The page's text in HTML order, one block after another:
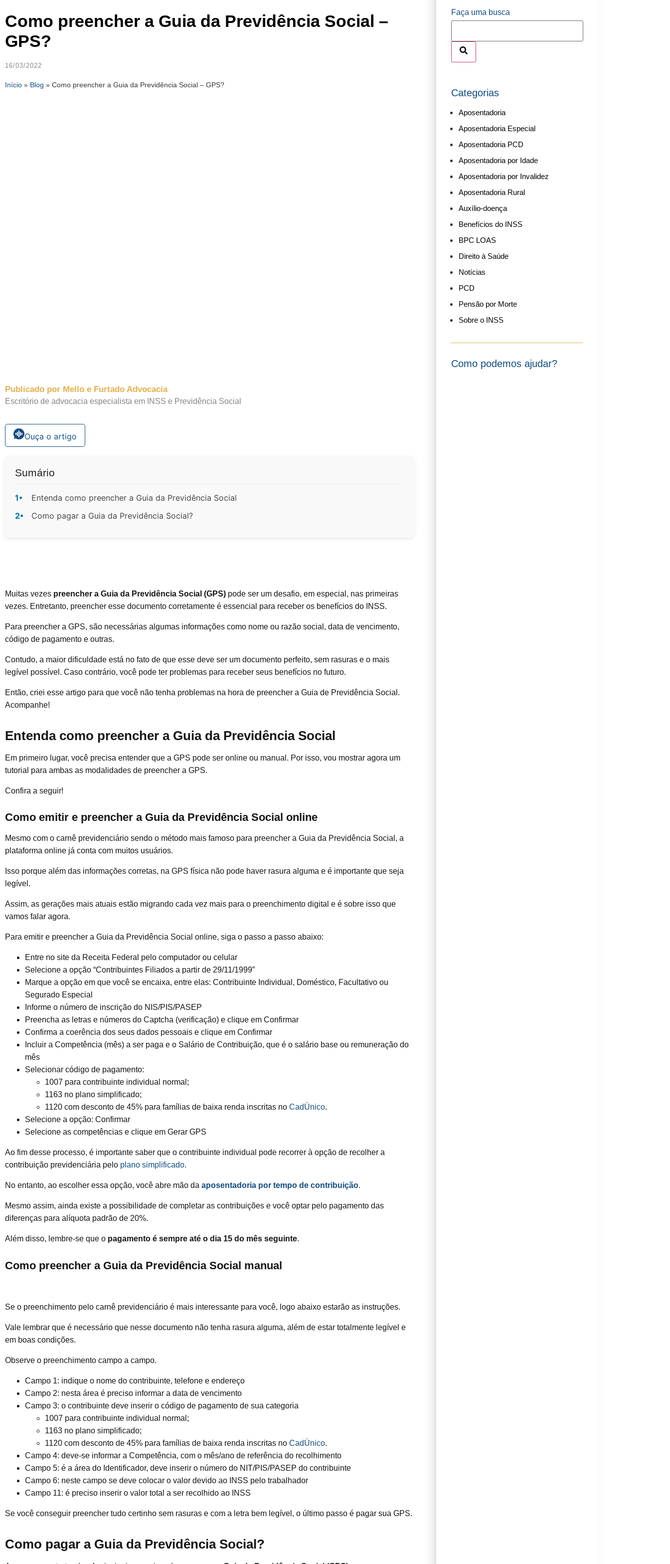
Como preencher a Guia da Previdência Social –
GPS?
16/03/2022
Início » Blog » Como preencher a Guia da Previdência Social – GPS?
Publicado por Mello e Furtado Advocacia
Escritório de advocacia especialista em INSS e Previdência Social
Ouça o artigo
Sumário
1•
Entenda como preencher a Guia da Previdência Social
2•
Como pagar a Guia da Previdência Social?
Muitas vezes preencher a Guia da Previdência Social (GPS) pode ser um desafio, em especial, nas primeiras
vezes. Entretanto, preencher esse documento corretamente é essencial para receber os benefícios do INSS.
Para preencher a GPS, são necessárias algumas informações como nome ou razão social, data de vencimento,
código de pagamento e outras.
Contudo, a maior dificuldade está no fato de que esse deve ser um documento perfeito, sem rasuras e o mais
legível possível. Caso contrário, você pode ter problemas para receber seus benefícios no futuro.
Então, criei esse artigo para que você não tenha problemas na hora de preencher a Guia de Previdência Social.
Acompanhe!
Entenda como preencher a Guia da Previdência Social
Em primeiro lugar, você precisa entender que a GPS pode ser online ou manual. Por isso, vou mostrar agora um
tutorial para ambas as modalidades de preencher a GPS.
Confira a seguir!
Como emitir e preencher a Guia da Previdência Social online
Mesmo com o carnê previdenciário sendo o método mais famoso para preencher a Guia da Previdência Social, a
plataforma online já conta com muitos usuários.
Isso porque além das informações corretas, na GPS física não pode haver rasura alguma e é importante que seja
legível.
Assim, as gerações mais atuais estão migrando cada vez mais para o preenchimento digital e é sobre isso que
vamos falar agora.
Para emitir e preencher a Guia da Previdência Social online, siga o passo a passo abaixo:
Entre no site da Receita Federal pelo computador ou celular
Selecione a opção “Contribuintes Filiados a partir de 29/11/1999”
Marque a opção em que você se encaixa, entre elas: Contribuinte Individual, Doméstico, Facultativo ou
Segurado Especial
Informe o número de inscrição do NIS/PIS/PASEP
Preencha as letras e números do Captcha (verificação) e clique em Confirmar
Confirma a coerência dos seus dados pessoais e clique em Confirmar
Incluir a Competência (mês) a ser paga e o Salário de Contribuição, que é o salário base ou remuneração do
mês
Selecionar código de pagamento:
1007 para contribuinte individual normal;
1163 no plano simplificado;
1120 com desconto de 45% para famílias de baixa renda inscritas no CadÚnico.
Selecione a opção: Confirmar
Selecione as competências e clique em Gerar GPS
Ao fim desse processo, é importante saber que o contribuinte individual pode recorrer à opção de recolher a
contribuição previdenciária pelo plano simplificado.
No entanto, ao escolher essa opção, você abre mão da aposentadoria por tempo de contribuição.
Mesmo assim, ainda existe a possibilidade de completar as contribuições e você optar pelo pagamento das
diferenças para alíquota padrão de 20%.
Além disso, lembre-se que o pagamento é sempre até o dia 15 do mês seguinte.
Como preencher a Guia da Previdência Social manual
Se o preenchimento pelo carnê previdenciário é mais interessante para você, logo abaixo estarão as instruções.
Vale lembrar que é necessário que nesse documento não tenha rasura alguma, além de estar totalmente legível e
em boas condições.
Observe o preenchimento campo a campo.
Campo 1: indique o nome do contribuinte, telefone e endereço
Campo 2: nesta área é preciso informar a data de vencimento
Campo 3: o contribuinte deve inserir o código de pagamento de sua categoria
1007 para contribuinte individual normal;
1163 no plano simplificado;
1120 com desconto de 45% para famílias de baixa renda inscritas no CadÚnico.
Campo 4: deve-se informar a Competência, com o mês/ano de referência do recolhimento
Campo 5: é a área do Identificador, deve inserir o número do NIT/PIS/PASEP do contribuinte
Campo 6: neste campo se deve colocar o valor devido ao INSS pelo trabalhador
Campo 11: é preciso inserir o valor total a ser recolhido ao INSS
Se você conseguir preencher tudo certinho sem rasuras e com a letra bem legível, o último passo é pagar sua GPS.
Como pagar a Guia da Previdência Social?
Faça uma busca
Categorias
Aposentadoria
Aposentadoria Especial
Aposentadoria PCD
Aposentadoria por Idade
Aposentadoria por Invalidez
Aposentadoria Rural
Auxílio-doença
Benefícios do INSS
BPC LOAS
Direito à Saúde
Notícias
PCD
Pensão por Morte
Sobre o INSS
Como podemos ajudar?